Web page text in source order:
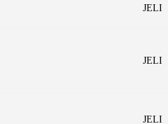
JELI
JELI
JELI